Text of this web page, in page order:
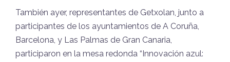
También ayer, representantes de Getxolan, junto a
participantes de los ayuntamientos de A Coruña,
Barcelona, y Las Palmas de Gran Canaria,
participaron en la mesa redonda “Innovación azul: